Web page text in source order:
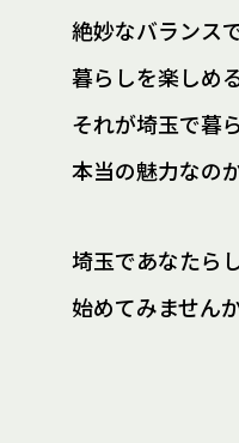
絶妙なバランス
暮らしを楽しめる
それが埼玉で暮
本当の魅力なの
埼玉であなたら
始めてみません